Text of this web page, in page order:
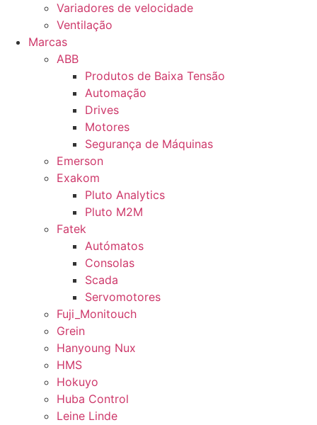
Variadores de velocidade
Ventilação
Marcas
ABB
Produtos de Baixa Tensão
Automação
Drives
Motores
Segurança de Máquinas
Emerson
Exakom
Pluto Analytics
Pluto M2M
Fatek
Autómatos
Consolas
Scada
Servomotores
Fuji_Monitouch
Grein
Hanyoung Nux
HMS
Hokuyo
Huba Control
Leine Linde